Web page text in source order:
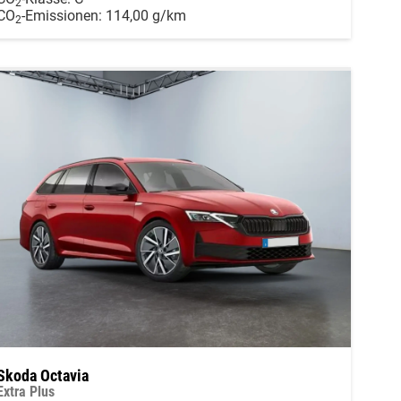
2-Emissionen: 114,00 g/km
Octavia
Plus